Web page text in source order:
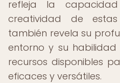
refleja la
creatividad de
también revela su
entorno y su
recursos disponibles
eficaces y versátiles.